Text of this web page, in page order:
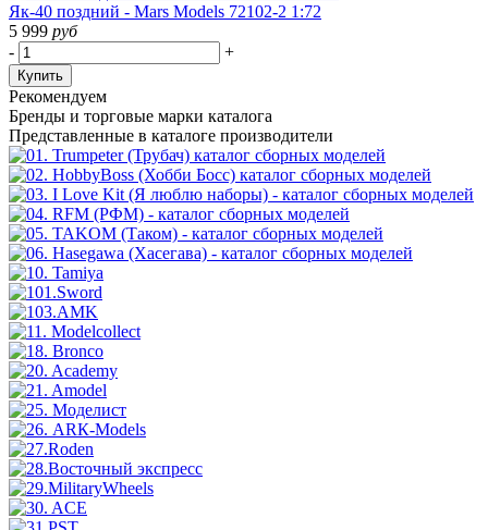
Як-40 поздний - Mars Models 72102-2 1:72
5 999 руб
-
+
Купить
Рекомендуем
Бренды и торговые марки каталога
Представленные в каталоге производители